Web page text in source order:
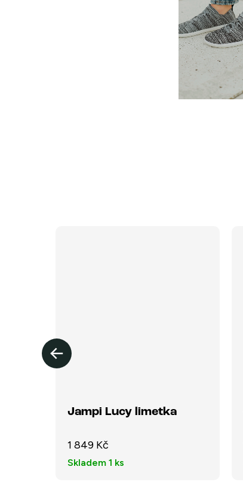
Jampi Lucy limetka
1 849 Kč
Skladem 1 ks